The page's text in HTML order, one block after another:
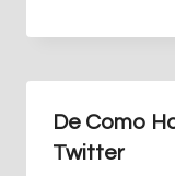
De Como
Twitter